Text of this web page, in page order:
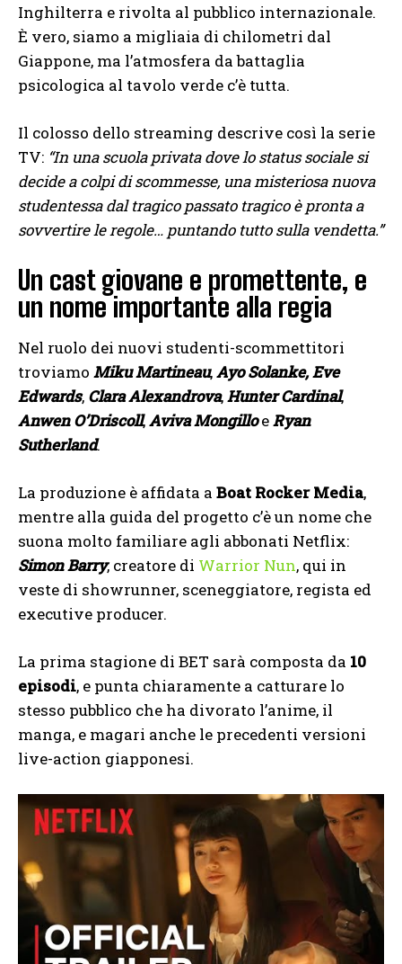
Inghilterra e rivolta al pubblico internazionale.
È vero, siamo a migliaia di chilometri dal
Giappone, ma l’atmosfera da battaglia
psicologica al tavolo verde c’è tutta.
Il colosso dello streaming descrive così la serie
TV: “In una scuola privata dove lo status sociale si
decide a colpi di scommesse, una misteriosa nuova
studentessa dal tragico passato tragico è pronta a
sovvertire le regole… puntando tutto sulla vendetta.”
Un cast giovane e promettente, e
un nome importante alla regia
Nel ruolo dei nuovi studenti-scommettitori
troviamo Miku Martineau,Ayo Solanke,Eve
Edwards, Clara Alexandrova,Hunter Cardinal,
Anwen O’Driscoll,Aviva MongilloeRyan
Sutherland.
La produzione è affidata a Boat Rocker Media,
mentre alla guida del progetto c’è un nome che
suona molto familiare agli abbonati Netflix:
Simon Barry, creatore di Warrior Nun, qui in
veste di showrunner, sceneggiatore, regista ed
executive producer.
La prima stagione di BET sarà composta da 10
episodi, e punta chiaramente a catturare lo
stesso pubblico che ha divorato l’anime, il
manga, e magari anche le precedenti versioni
live-action giapponesi.